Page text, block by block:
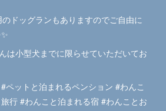
ドッグランもありますのでご自由に
は小型犬までに限らせていただいてお
ペットと泊まれるペンション #わんこ
行 #わんこと泊まれる宿 #わんことお